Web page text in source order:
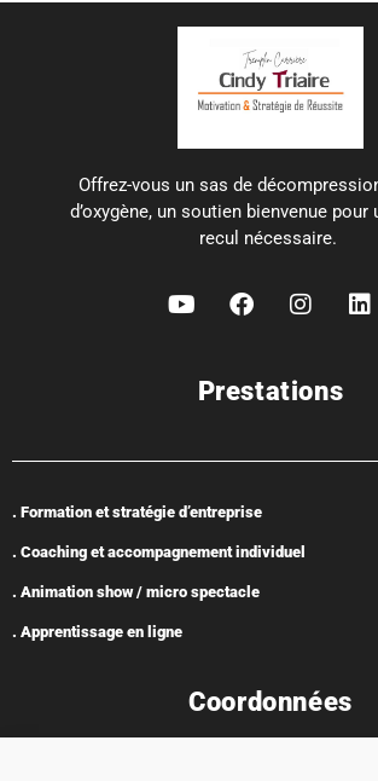
Offrez-vous un sas de
d’oxygène, un soutien bienvenue pour
recul nécessaire.
Prestations
. Formation et stratégie d’entreprise
. Coaching et accompagnement individuel
. Animation show / micro spectacle
. Apprentissage en ligne
Coordonnées